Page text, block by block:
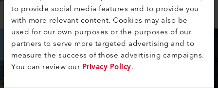
to provide social media features and to provide you
with more relevant content. Cookies may also be
used for our own purposes or the purposes of our
partners to serve more targeted advertising and to
measure the success of those advertising campaigns.
You can review ourPrivacy Policy.